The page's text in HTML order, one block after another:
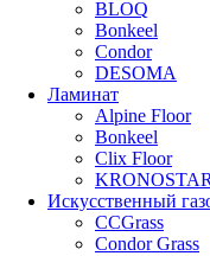
BLOQ
Bonkeel
Condor
DESOMA
Ламинат
Alpine Floor
Bonkeel
Clix Floor
KRONOSTAR
Искусственный
CCGrass
Condor Grass